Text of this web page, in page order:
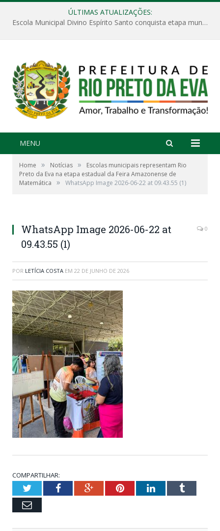
ÚLTIMAS ATUALIZAÇÕES:
Escola Municipal Divino Espírito Santo conquista etapa municipal da V Feira Amazonense de Matemática
MENU
Home » Notícias »
Escolas municipais representam Rio
Preto da Eva na etapa estadual da Feira Amazonense de
Matemática
» WhatsApp Image 2026-06-22 at 09.43.55 (1)
WhatsApp Image 2026-06-22 at
09.43.55 (1)
0
POR LETÍCIA COSTA EM 22 DE JUNHO DE 2026
COMPARTILHAR:
TwitterFacebookGoogle+PinterestLinkedInTumblr
Email